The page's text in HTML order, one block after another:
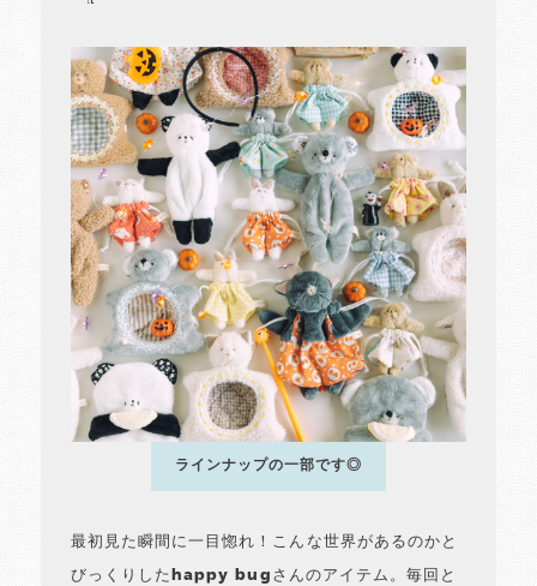
ラインナップの一部です◎
最初見た瞬間に一目惚れ！こんな世界があるのかと
びっくりしたhappy bugさんのアイテム。毎回と